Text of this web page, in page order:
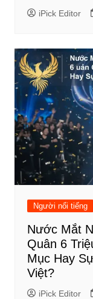
iPick Editor
Người nổi tiếng
Nước Mắt
Quân 6
Mục Hay
Việt?
iPick Editor